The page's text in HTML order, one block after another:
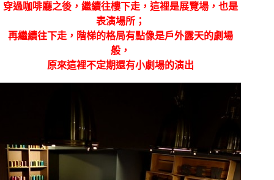
穿過咖啡廳之後，繼續往樓下走，這裡是展覽場，也是
表演場所；
再繼續往下走，階梯的格局有點像是戶外露天的劇場
般，
原來這裡不定期還有小劇場的演出